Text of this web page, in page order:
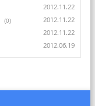
2012.11.22
(0) 2012.11.22
2012.11.22
2012.06.19